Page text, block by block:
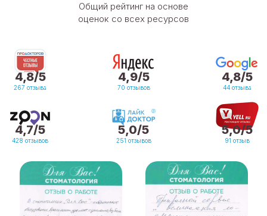
4,8/5
267 отзыва
4,9/5
70 отзывов
4,8/5
44 отзыва
Общий рейтинг на основе
оценок со всех ресурсов
4,7/5
428 отзывов
5,0/5
251 отзывов
5,0/5
91 отзыв